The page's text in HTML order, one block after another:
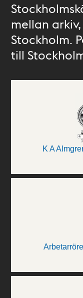
mellan
Stockholm.
till
K A